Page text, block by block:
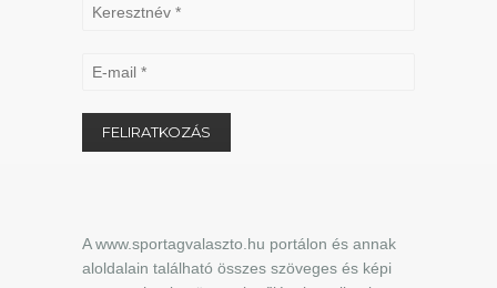
A www.sportagvalaszto.hu portálon és annak
aloldalain található összes szöveges és képi